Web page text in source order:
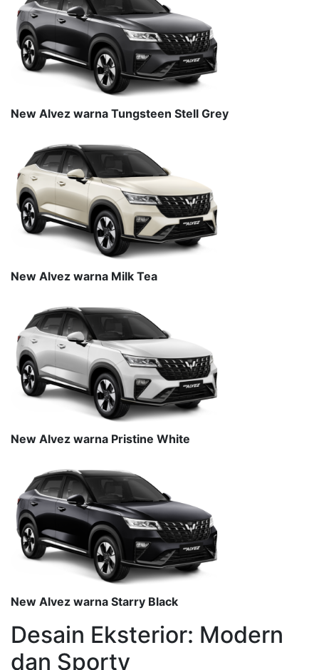
New Alvez warna Tungsteen Stell Grey
New Alvez warna Milk Tea
New Alvez warna Pristine White
New Alvez warna Starry Black
Desain Eksterior: Modern
dan Sporty